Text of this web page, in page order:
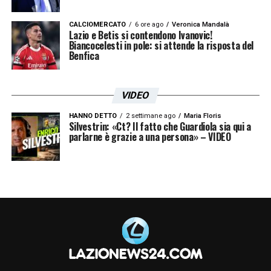
CALCIOMERCATO 6 ore ago Veronica Mandalà
Lazio e Betis si contendono Ivanovic!
Biancocelesti in pole: si attende la risposta del
Benfica
VIDEO
HANNO DETTO 2 settimane ago Maria Floris
Silvestrin: «Ct? Il fatto che Guardiola sia qui a
parlarne è grazie a una persona» – VIDEO